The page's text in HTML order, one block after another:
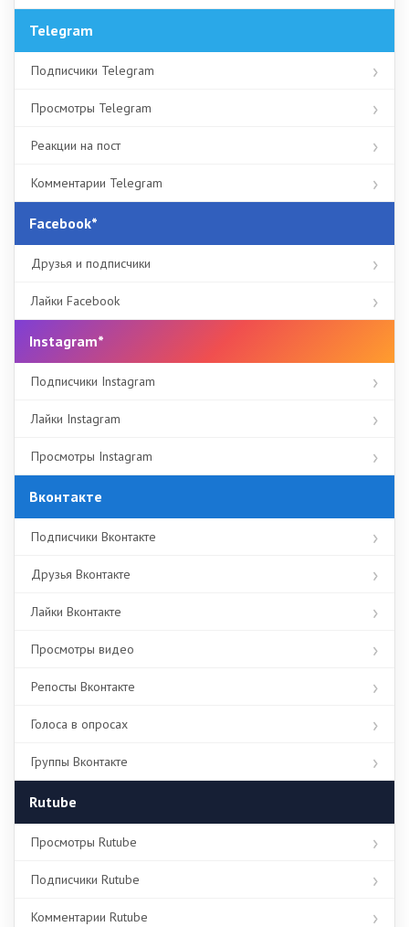
Telegram
Подписчики Telegram
Просмотры Telegram
Реакции на пост
Комментарии Telegram
Facebook*
Друзья и подписчики
Лайки Facebook
Instagram*
Подписчики Instagram
Лайки Instagram
Просмотры Instagram
Вконтакте
Подписчики Вконтакте
Друзья Вконтакте
Лайки Вконтакте
Просмотры видео
Репосты Вконтакте
Голоса в опросах
Группы Вконтакте
Rutube
Просмотры Rutube
Подписчики Rutube
Комментарии Rutube